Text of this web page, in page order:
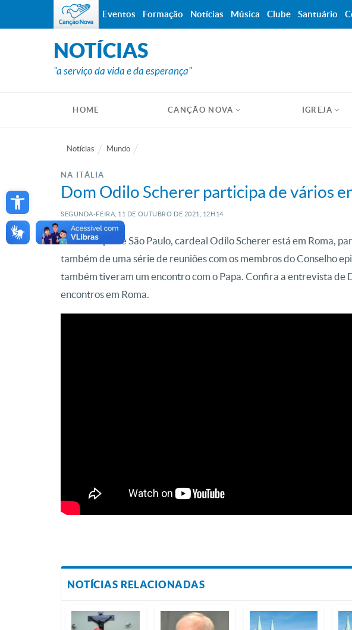
Open toolbar
NOTÍCIAS
"a serviço da vida e da esperança"
HOME CANÇÃO NOVA IGREJA
Notícias Mundo
NA ITÁLIA
Dom Odilo Scherer participa de vários
SEGUNDA-FEIRA, 11 DE OUTUBRO DE 2021, 12H14
O arcebispo de São Paulo, cardeal Odilo Scherer está em Roma,
também de uma série de reuniões com os membros do Conselho
também tiveram um encontro com o Papa. Confira a entrevista de
encontros em Roma.
NOTÍCIAS RELACIONADAS
Eventos Formação Notícias Música Clube Santuário